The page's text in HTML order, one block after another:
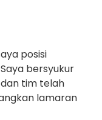
posisi
bersyukur
tim telah
lamaran